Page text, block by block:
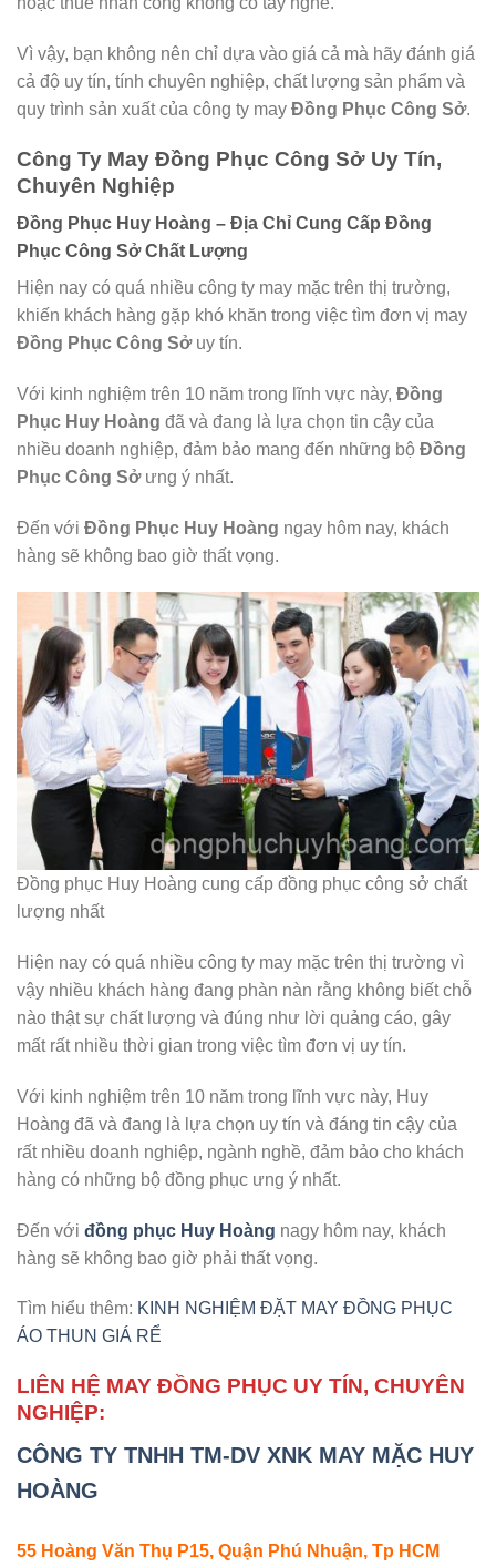
Vì vậy, bạn không nên chỉ dựa vào giá cả mà hãy đánh giá
cả độ uy tín, tính chuyên nghiệp, chất lượng sản phẩm và
quy trình sản xuất của công ty may Đồng Phục Công Sở.
Công Ty May Đồng Phục Công Sở Uy Tín,
Chuyên Nghiệp
Đồng Phục Huy Hoàng – Địa Chỉ Cung Cấp Đồng
Phục Công Sở Chất Lượng
Hiện nay có quá nhiều công ty may mặc trên thị trường,
khiến khách hàng gặp khó khăn trong việc tìm đơn vị may
Đồng Phục Công Sởuy tín.
Với kinh nghiệm trên 10 năm trong lĩnh vực này, Đồng
Phục Huy Hoàng đã và đang là lựa chọn tin cậy của
nhiều doanh nghiệp, đảm bảo mang đến những bộ Đồng
Phục Công Sởưng ý nhất.
Đến với Đồng Phục Huy Hoàng ngay hôm nay, khách
hàng sẽ không bao giờ thất vọng.
Đồng phục Huy Hoàng cung cấp đồng phục công sở chất
lượng nhất
Hiện nay có quá nhiều công ty may mặc trên thị trường vì
vậy nhiều khách hàng đang phàn nàn rằng không biết chỗ
nào thật sự chất lượng và đúng như lời quảng cáo, gây
mất rất nhiều thời gian trong việc tìm đơn vị uy tín.
Với kinh nghiệm trên 10 năm trong lĩnh vực này, Huy
Hoàng đã và đang là lựa chọn uy tín và đáng tin cậy của
rất nhiều doanh nghiệp, ngành nghề, đảm bảo cho khách
hàng có những bộ đồng phục ưng ý nhất.
Đến với đồng phục Huy Hoàng nagy hôm nay, khách
hàng sẽ không bao giờ phải thất vọng.
Tìm hiểu thêm: KINH NGHIỆM ĐẶT MAY ĐỒNG PHỤC
ÁO THUN GIÁ RỂ
LIÊN HỆ MAY ĐỒNG PHỤC UY TÍN, CHUYÊN
NGHIỆP:
CÔNG TY TNHH TM-DV XNK MAY MẶC HUY
HOÀNG
55 Hoàng Văn Thụ P15, Quận Phú Nhuận, Tp HCM